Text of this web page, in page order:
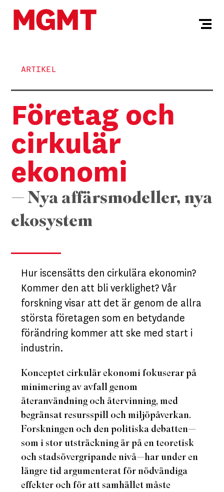
ARTIKEL
Företag och
cirkulär
ekonomi
— Nya affärsmodeller, nya
ekosystem
Hur iscensätts den cirkulära ekonomin?
Kommer den att bli verklighet? Vår
forskning visar att det är genom de allra
största företagen som en betydande
förändring kommer att ske med start i
industrin.
Konceptet cirkulär ekonomi fokuserar på
minimering av avfall genom
återanvändning och återvinning, med
begränsat resursspill och miljöpåverkan.
Forskningen och den politiska debatten—
som i stor utsträckning är på en teoretisk
och stadsövergripande nivå—har under en
längre tid argumenterat för nödvändiga
effekter och för att samhället måste